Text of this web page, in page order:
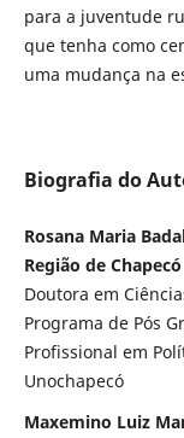
para a juventude
que tenha como
uma mudança na
Biografia do
Rosana Maria
Região de Chapecó
Doutora em
Programa de Pós
Profissional em
Unochapecó
Maxemino Luiz